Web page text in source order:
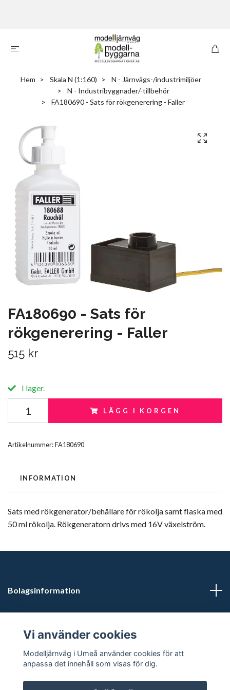
Hem Skala N (1:160)
N - Järnvägs-/industrimiljöer
N - Industribyggnader/-tillbehör
FA180690 - Sats för rökgenerering - Faller
FA180690 - Sats för
rökgenerering - Faller
515 kr
I lager.
LÄGG I KORGEN
Artikelnummer:FA180690
INFORMATION
Sats med rökgenerator/behållare för rökolja samt flaska med
50 ml rökolja. Rökgeneratorn drivs med 16V växelström.
Bolagsinformation
Butikstider: Vardagar kl 12.00-15.00. Övrig tid efter
överenskommelse.
Vi använder cookies
Modelljärnväg i Umeå använder cookies för att
anpassa det innehåll som visas för dig.